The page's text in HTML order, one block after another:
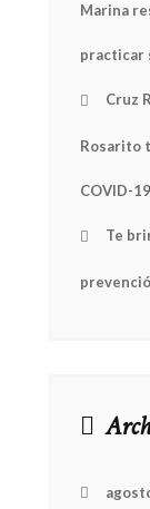
Marina
practicar
Cruz
Rosarito
COVID-19
Te